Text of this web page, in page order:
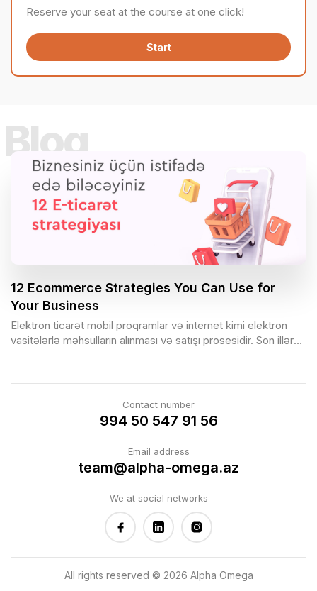
Reserve your seat at the course at one click!
Start
Blog
12 Ecommerce Strategies You Can Use for
Your Business
Elektron ticarət mobil proqramlar və internet kimi elektron
vasitələrlə məhsulların alınması və satışı prosesidir. Son illər
ticarət müştərilərə coğrafi maneələri dəf etməyə və onlara
istənilən vaxt istənilən yerdən məhsul almağa imkan yaradır.
Elektron ticarət biznesinizə marketinq imkanlarından məhsul
çeşidlərinizin artırılmasına və daha çox satış yaratmağa qədər
etmiş veb-sayt ilə siz nəinki bu məqsədlərə nail ola bilə, həm
də müştərilərinizə gecə-gündüz rahat xidmət təklif edə
Contact number
994 50 547 91 56
Email address
team@alpha-omega.az
We at social networks
All rights reserved © 2026 Alpha Omega